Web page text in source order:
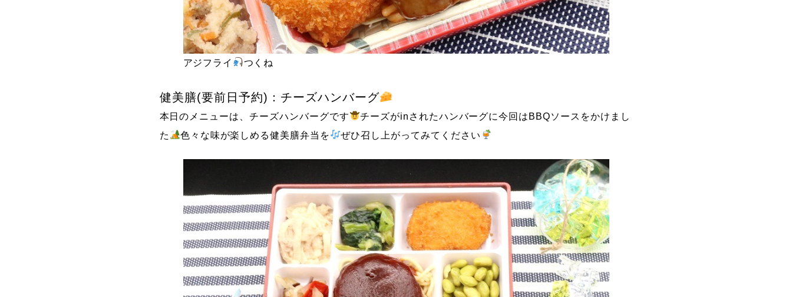
アジフライ つくね
健美膳(要前日予約)：チーズハンバーグ
本日のメニューは、チーズハンバーグです
チーズがinされたハンバーグに今回はBBQソースをかけまし
た
色々な味が楽しめる健美膳弁当を ぜひ召し上がってみてください